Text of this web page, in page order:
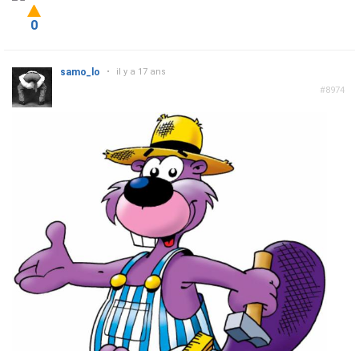
0
#8974
samo_lo • il y a 17 ans